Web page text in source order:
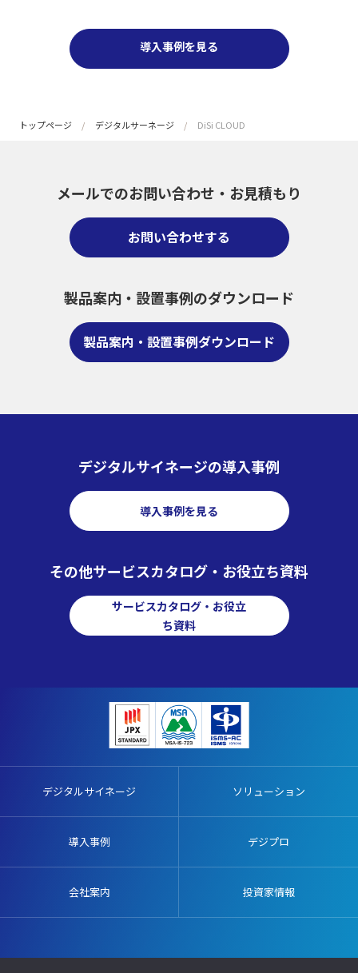
導入事例を見る
トップページ デジタルサーネージ DiSi CLOUD
メールでのお問い合わせ・ お見積もり
お問い合わせする
製品案内・設置事例のダウンロード
製品案内・設置事例ダウンロード
デジタルサイネージの導入事例
導入事例を見る
その他サービスカタログ・お役立ち資料
サービスカタログ・お役立
ち資料
デジタルサイネージ ソリューション
導入事例 デジプロ
会社案内 投資家情報